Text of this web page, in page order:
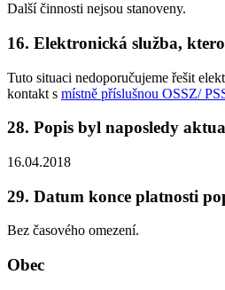
Další činnosti nejsou stanoveny.
16. Elektronická služba,
Tuto situaci nedoporučujeme řešit
kontakt s místně příslušnou OSSZ/
28. Popis byl naposledy
16.04.2018
29. Datum konce platnosti
Bez časového omezení.
Obec